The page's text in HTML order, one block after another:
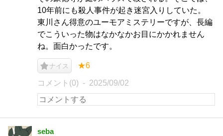
10年前にも殺人事件が起き迷宮入りしていた。
東川さん得意のユーモアミステリーですが、長編
でこういった物はなかなかお目にかかれません
ね。面白かったです。
ナイス ★6
コメント(0) 2025/09/02
seba